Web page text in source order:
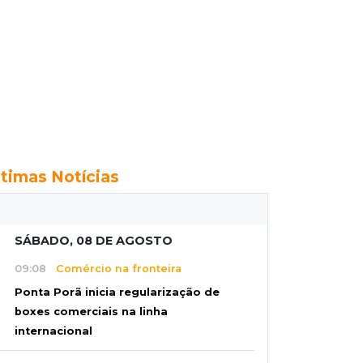
Notícias
SÁBADO, 08 DE AGOSTO
09:08 Comércio na fronteira
Ponta Porã inicia regularização de
boxes comerciais na linha
internacional